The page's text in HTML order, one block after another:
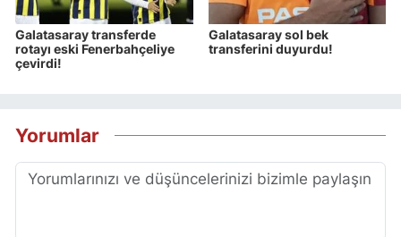
Galatasaray transferde
rotayı eski Fenerbahçeliye
çevirdi!
Galatasaray sol bek
transferini duyurdu!
Yorumlar